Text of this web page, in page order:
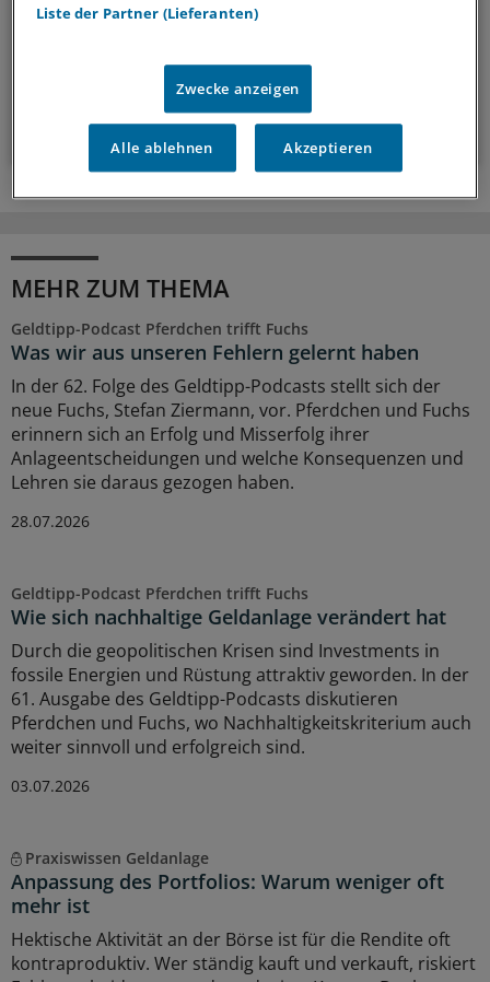
einen Schritt voraus.
wöchentlich (Sonntag)
Zum Abonnieren bitte anmelden
MEHR ZUM THEMA
Geldtipp-Podcast Pferdchen trifft Fuchs
Was wir aus unseren Fehlern gelernt haben
In der 62. Folge des Geldtipp-Podcasts stellt sich der
neue Fuchs, Stefan Ziermann, vor. Pferdchen und Fuchs
erinnern sich an Erfolg und Misserfolg ihrer
Anlageentscheidungen und welche Konsequenzen und
Lehren sie daraus gezogen haben.
28.07.2026
Geldtipp-Podcast Pferdchen trifft Fuchs
Wie sich nachhaltige Geldanlage verändert hat
Durch die geopolitischen Krisen sind Investments in
fossile Energien und Rüstung attraktiv geworden. In der
61. Ausgabe des Geldtipp-Podcasts diskutieren
Pferdchen und Fuchs, wo Nachhaltigkeitskriterium auch
weiter sinnvoll und erfolgreich sind.
03.07.2026
Praxiswissen Geldanlage
Anpassung des Portfolios: Warum weniger oft
mehr ist
Hektische Aktivität an der Börse ist für die Rendite oft
kontraproduktiv. Wer ständig kauft und verkauft, riskiert
Liste der Partner (Lieferanten)
Zwecke anzeigen
Alle ablehnen Akzeptieren